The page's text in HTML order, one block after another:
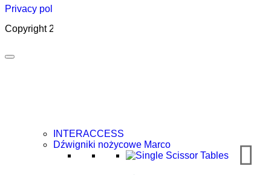
Privacy policy
Copyright 2026 ©
INTERACCESS
Dźwigniki nożycowe Marco